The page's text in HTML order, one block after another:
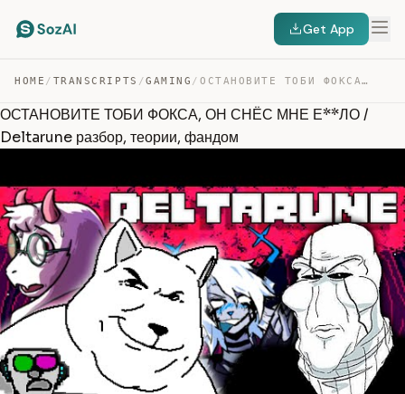
Get App
HOME / TRANSCRIPTS /GAMING / ОСТАНОВИТЕ ТОБИ ФОКСА, ОН СНЁС МНЕ Е**ЛО / DELTARUNE РА… — TRANSCRIPT
ОСТАНОВИТЕ ТОБИ ФОКСА, ОН СНЁС МНЕ Е**ЛО /
Deltarune разбор, теории, фандом